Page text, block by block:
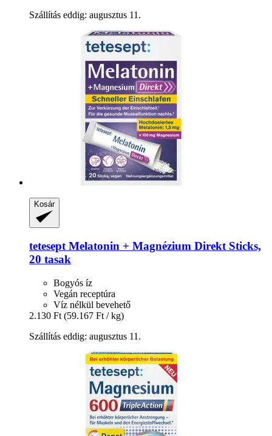
Szállítás eddig: augusztus 11.
Kosár
tetesept Melatonin + Magnézium Direkt Sticks,
20 tasak
Bogyós íz
Vegán receptúra
Víz nélkül bevehető
2.130 Ft (59.167 Ft / kg)
Szállítás eddig: augusztus 11.